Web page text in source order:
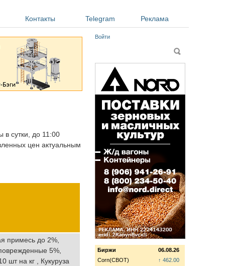
Контакты Telegram Реклама
в сутки, до 11:00
цен актуальным
примесь до 2%,
5%,
шт на кг , Кукуруза
Войти
Поиск
Биржи
06.08.26
Corn(CBOT)
↑ 462.00